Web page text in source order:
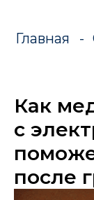
Как
с
после